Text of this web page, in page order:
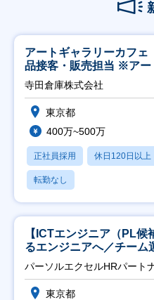
アートギャラリーカフ
品接客・販売担当 ※アー
寺田倉庫株式会社
東京都
400万~500万
正社員採用 休日120日以上
転勤なし
【ICTエンジニア（PL
るエンジニアへ／チーム
パーソルエクセルHRパート
東京都